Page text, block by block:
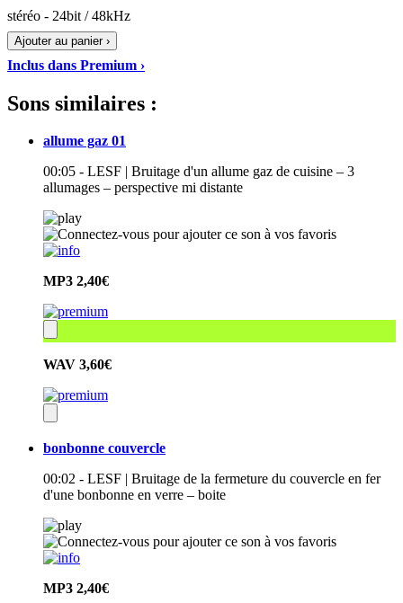
stéréo - 24bit / 48kHz
Ajouter au panier ›
Inclus dans Premium ›
Sons similaires :
allume gaz 01
00:05 - LESF | Bruitage d'un allume gaz de cuisine – 3
allumages – perspective mi distante
MP3 2,40€
WAV 3,60€
bonbonne couvercle
00:02 - LESF | Bruitage de la fermeture du couvercle en fer
d'une bonbonne en verre – boite
MP3 2,40€